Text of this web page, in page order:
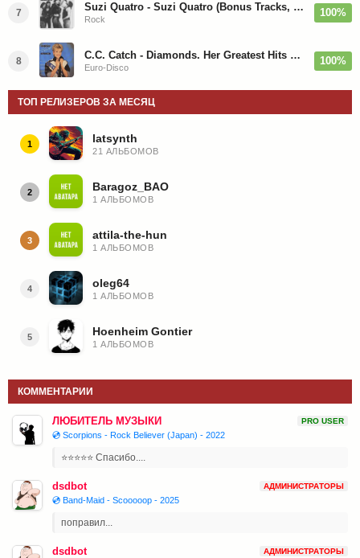
7 Suzi Quatro - Suzi Quatro (Bonus Tracks, Remaster) 1973/2022
Rock
100%
8 C.C. Catch - Diamonds. Her Greatest Hits 1988
Euro-Disco
100%
ТОП РЕЛИЗЕРОВ ЗА МЕСЯЦ
1 latsynth
21 АЛЬБОМОВ
2 Baragoz_BAO
1 АЛЬБОМОВ
3 attila-the-hun
1 АЛЬБОМОВ
4 oleg64
1 АЛЬБОМОВ
5 Hoenheim Gontier
1 АЛЬБОМОВ
КОММЕНТАРИИ
ЛЮБИТЕЛЬ МУЗЫКИ PRO USER
💿 Scorpions - Rock Believer (Japan) - 2022
⭐⭐⭐⭐⭐ Спасибо....
dsdbot АДМИНИСТРАТОРЫ
💿 Band-Maid - Scooooop - 2025
поправил...
dsdbot АДМИНИСТРАТОРЫ